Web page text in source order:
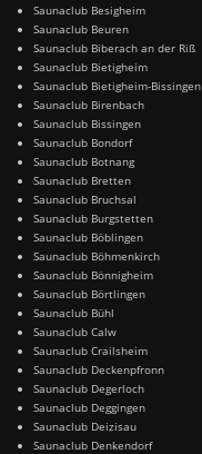
Saunaclub Besigheim
Saunaclub Beuren
Saunaclub Biberach an der Riß
Saunaclub Bietigheim
Saunaclub Bietigheim-Bissingen
Saunaclub Birenbach
Saunaclub Bissingen
Saunaclub Bondorf
Saunaclub Botnang
Saunaclub Bretten
Saunaclub Bruchsal
Saunaclub Burgstetten
Saunaclub Böblingen
Saunaclub Böhmenkirch
Saunaclub Bönnigheim
Saunaclub Börtlingen
Saunaclub Bühl
Saunaclub Calw
Saunaclub Crailsheim
Saunaclub Deckenpfronn
Saunaclub Degerloch
Saunaclub Deggingen
Saunaclub Deizisau
Saunaclub Denkendorf